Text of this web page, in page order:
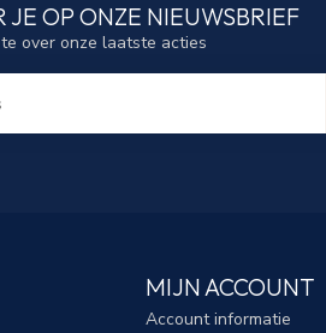
JE OP ONZE NIEUWSBRIEF
over onze laatste acties
MIJN ACCOUNT
Account informatie